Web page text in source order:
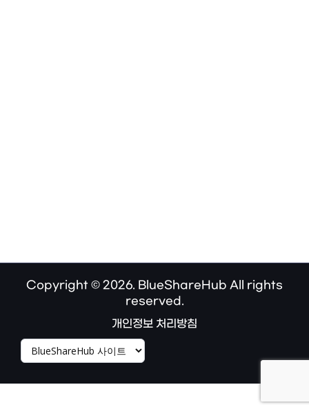
Copyright © 2026. BlueShareHub All rights
reserved.
개인정보 처리방침